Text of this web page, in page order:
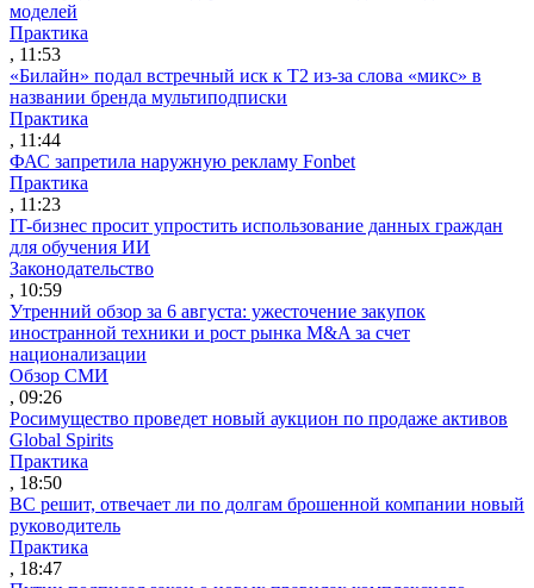
моделей
Практика
, 11:53
«Билайн» подал встречный иск к Т2 из-за слова «микс» в
названии бренда мультиподписки
Практика
, 11:44
ФАС запретила наружную рекламу Fonbet
Практика
, 11:23
IT-бизнес просит упростить использование данных граждан
для обучения ИИ
Законодательство
, 10:59
Утренний обзор за 6 августа: ужесточение закупок
иностранной техники и рост рынка M&A за счет
национализации
Обзор СМИ
, 09:26
Росимущество проведет новый аукцион по продаже активов
Global Spirits
Практика
, 18:50
ВС решит, отвечает ли по долгам брошенной компании новый
руководитель
Практика
, 18:47